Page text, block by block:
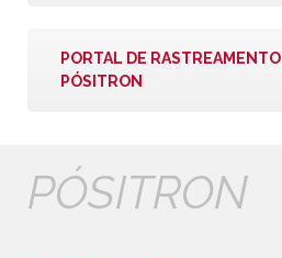
PORTAL DE RASTREAMENTO
PÓSITRON
PÓSITRON